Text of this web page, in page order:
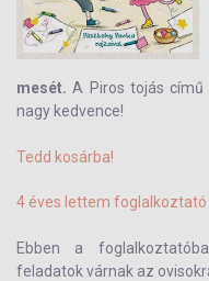
mesét. A Piros tojás
nagy kedvence!
Tedd kosárba!
4 éves lettem foglalkoztató
Ebben a
feladatok várnak az